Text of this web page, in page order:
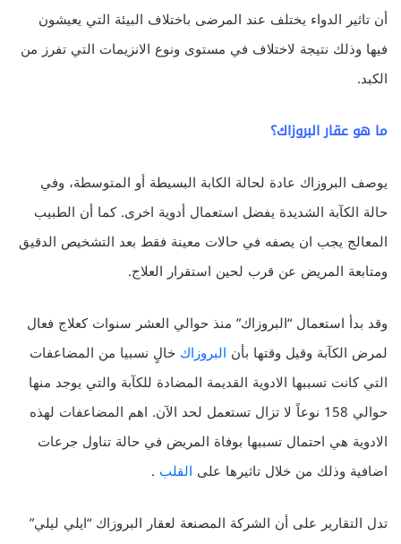
أن تاثير الدواء يختلف عند المرضى باختلاف البيئة التي يعيشون
فيها وذلك نتيجة لاختلاف في مستوى ونوع الانزيمات التي تفرز من
الكبد.
ما هو عقار البروزاك؟
يوصف البروزاك عادة لحالة الكابة البسيطة أو المتوسطة، وفي
حالة الكآبة الشديدة يفضل استعمال أدوية اخرى. كما أن الطبيب
المعالج يجب ان يصفه في حالات معينة فقط بعد التشخيص الدقيق
ومتابعة المريض عن قرب لحين استقرار العلاج.
وقد بدأ استعمال “البروزاك” منذ حوالي العشر سنوات كعلاج فعال
لمرض الكآبة وقيل وقتها بأن البروزاك خالٍ نسبيا من المضاعفات
التي كانت تسببها الادوية القديمة المضادة للكآبة والتي يوجد منها
حوالي 158 نوعاً لا تزال تستعمل لحد الآن. اهم المضاعفات لهذه
الادوية هي احتمال تسببها بوفاة المريض في حالة تناول جرعات
اضافية وذلك من خلال تاثيرها على القلب .
تدل التقارير على أن الشركة المصنعة لعقار البروزاك “ايلي ليلي”